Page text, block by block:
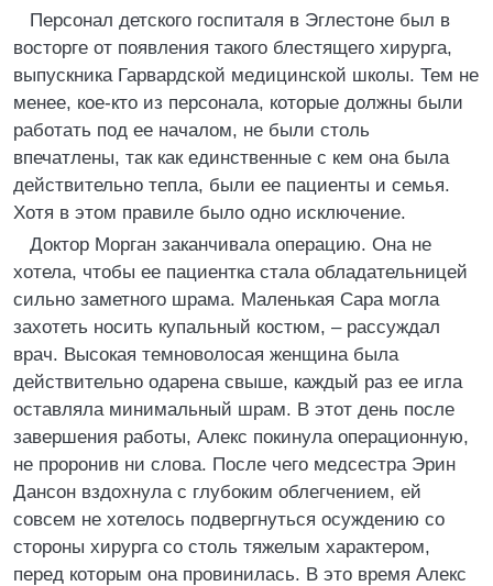
Персонал детского госпиталя в Эглестоне был в
восторге от появления такого блестящего хирурга,
выпускника Гарвардской медицинской школы. Тем не
менее, кое-кто из персонала, которые должны были
работать под ее началом, не были столь
впечатлены, так как единственные с кем она была
действительно тепла, были ее пациенты и семья.
Хотя в этом правиле было одно исключение.
Доктор Морган заканчивала операцию. Она не
хотела, чтобы ее пациентка стала обладательницей
сильно заметного шрама. Маленькая Сара могла
захотеть носить купальный костюм, – рассуждал
врач. Высокая темноволосая женщина была
действительно одарена свыше, каждый раз ее игла
оставляла минимальный шрам. В этот день после
завершения работы, Алекс покинула операционную,
не проронив ни слова. После чего медсестра Эрин
Дансон вздохнула с глубоким облегчением, ей
совсем не хотелось подвергнуться осуждению со
стороны хирурга со столь тяжелым характером,
перед которым она провинилась. В это время Алекс